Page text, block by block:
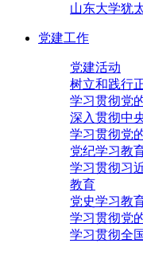
山东大学犹
党建工作
党建活动
树立和践行
学习贯彻党
深入贯彻中
学习贯彻党
党纪学习教
学习贯彻习
教育
党史学习教
学习贯彻党
学习贯彻全